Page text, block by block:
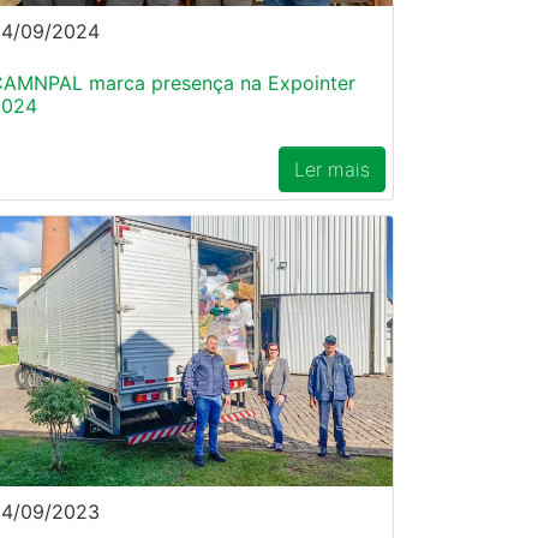
09/2024
marca presença na Expointer
Ler mais
09/2023